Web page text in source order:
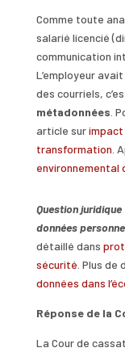
Comme toute
salarié licencié
communication
L’employeur
des courriels,
métadonnées .
article surimpact
transformation .
environnemental
Question
données
détaillé dans
sécurité . Plus
données dans
Réponse de la
La Cour de